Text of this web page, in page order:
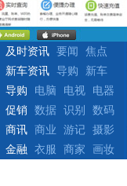
及时资讯 要闻
焦点
新车资讯
导购 新车
导购
电脑 电视
电器
促销
数据 识别 数码
商讯
商业 游记
摄影
金融
衣服 商家 画妆